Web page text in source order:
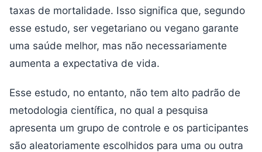
taxas de mortalidade. Isso significa que, segundo
esse estudo, ser vegetariano ou vegano garante
uma saúde melhor, mas não necessariamente
aumenta a expectativa de vida.
Esse estudo, no entanto, não tem alto padrão de
metodologia científica, no qual a pesquisa
apresenta um grupo de controle e os participantes
são aleatoriamente escolhidos para uma ou outra